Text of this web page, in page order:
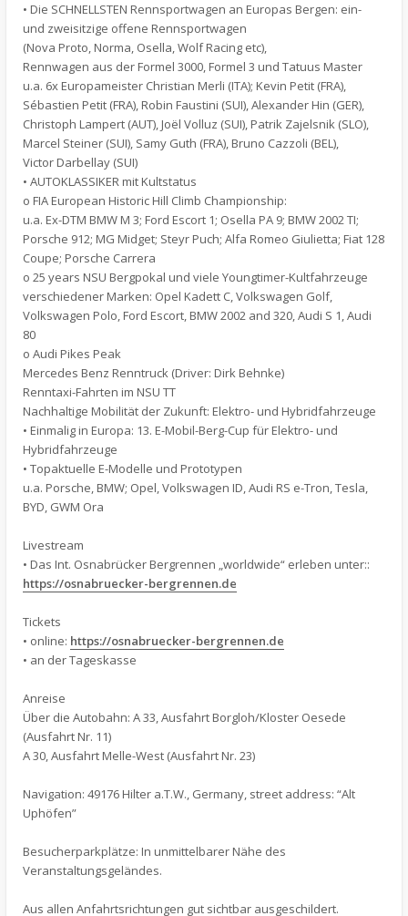
• Die SCHNELLSTEN Rennsportwagen an Europas Bergen: ein-
und zweisitzige offene Rennsportwagen
(Nova Proto, Norma, Osella, Wolf Racing etc),
Rennwagen aus der Formel 3000, Formel 3 und Tatuus Master
u.a. 6x Europameister Christian Merli (ITA); Kevin Petit (FRA),
Sébastien Petit (FRA), Robin Faustini (SUI), Alexander Hin (GER),
Christoph Lampert (AUT), Joël Volluz (SUI), Patrik Zajelsnik (SLO),
Marcel Steiner (SUI), Samy Guth (FRA), Bruno Cazzoli (BEL),
Victor Darbellay (SUI)
• AUTOKLASSIKER mit Kultstatus
o FIA European Historic Hill Climb Championship:
u.a. Ex-DTM BMW M 3; Ford Escort 1; Osella PA 9; BMW 2002 TI;
Porsche 912; MG Midget; Steyr Puch; Alfa Romeo Giulietta; Fiat 128
Coupe; Porsche Carrera
o 25 years NSU Bergpokal und viele Youngtimer-Kultfahrzeuge
verschiedener Marken: Opel Kadett C, Volkswagen Golf,
Volkswagen Polo, Ford Escort, BMW 2002 and 320, Audi S 1, Audi
80
o Audi Pikes Peak
Mercedes Benz Renntruck (Driver: Dirk Behnke)
Renntaxi-Fahrten im NSU TT
Nachhaltige Mobilität der Zukunft: Elektro- und Hybridfahrzeuge
• Einmalig in Europa: 13. E-Mobil-Berg-Cup für Elektro- und
Hybridfahrzeuge
• Topaktuelle E-Modelle und Prototypen
u.a. Porsche, BMW; Opel, Volkswagen ID, Audi RS e-Tron, Tesla,
BYD, GWM Ora
Livestream
• Das Int. Osnabrücker Bergrennen „worldwide“ erleben unter::
https://osnabruecker-bergrennen.de
Tickets
• online: https://osnabruecker-bergrennen.de
• an der Tageskasse
Anreise
Über die Autobahn: A 33, Ausfahrt Borgloh/Kloster Oesede
(Ausfahrt Nr. 11)
A 30, Ausfahrt Melle-West (Ausfahrt Nr. 23)
Navigation: 49176 Hilter a.T.W., Germany, street address: “Alt
Uphöfen”
Besucherparkplätze: In unmittelbarer Nähe des
Veranstaltungsgeländes.
Aus allen Anfahrtsrichtungen gut sichtbar ausgeschildert.